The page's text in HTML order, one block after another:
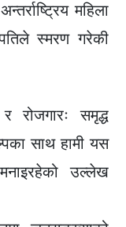
महिला
स्मरण गरेकी
रोजगारः समृद्ध
साथ हामी यस
मनाइरहेको उल्लेख